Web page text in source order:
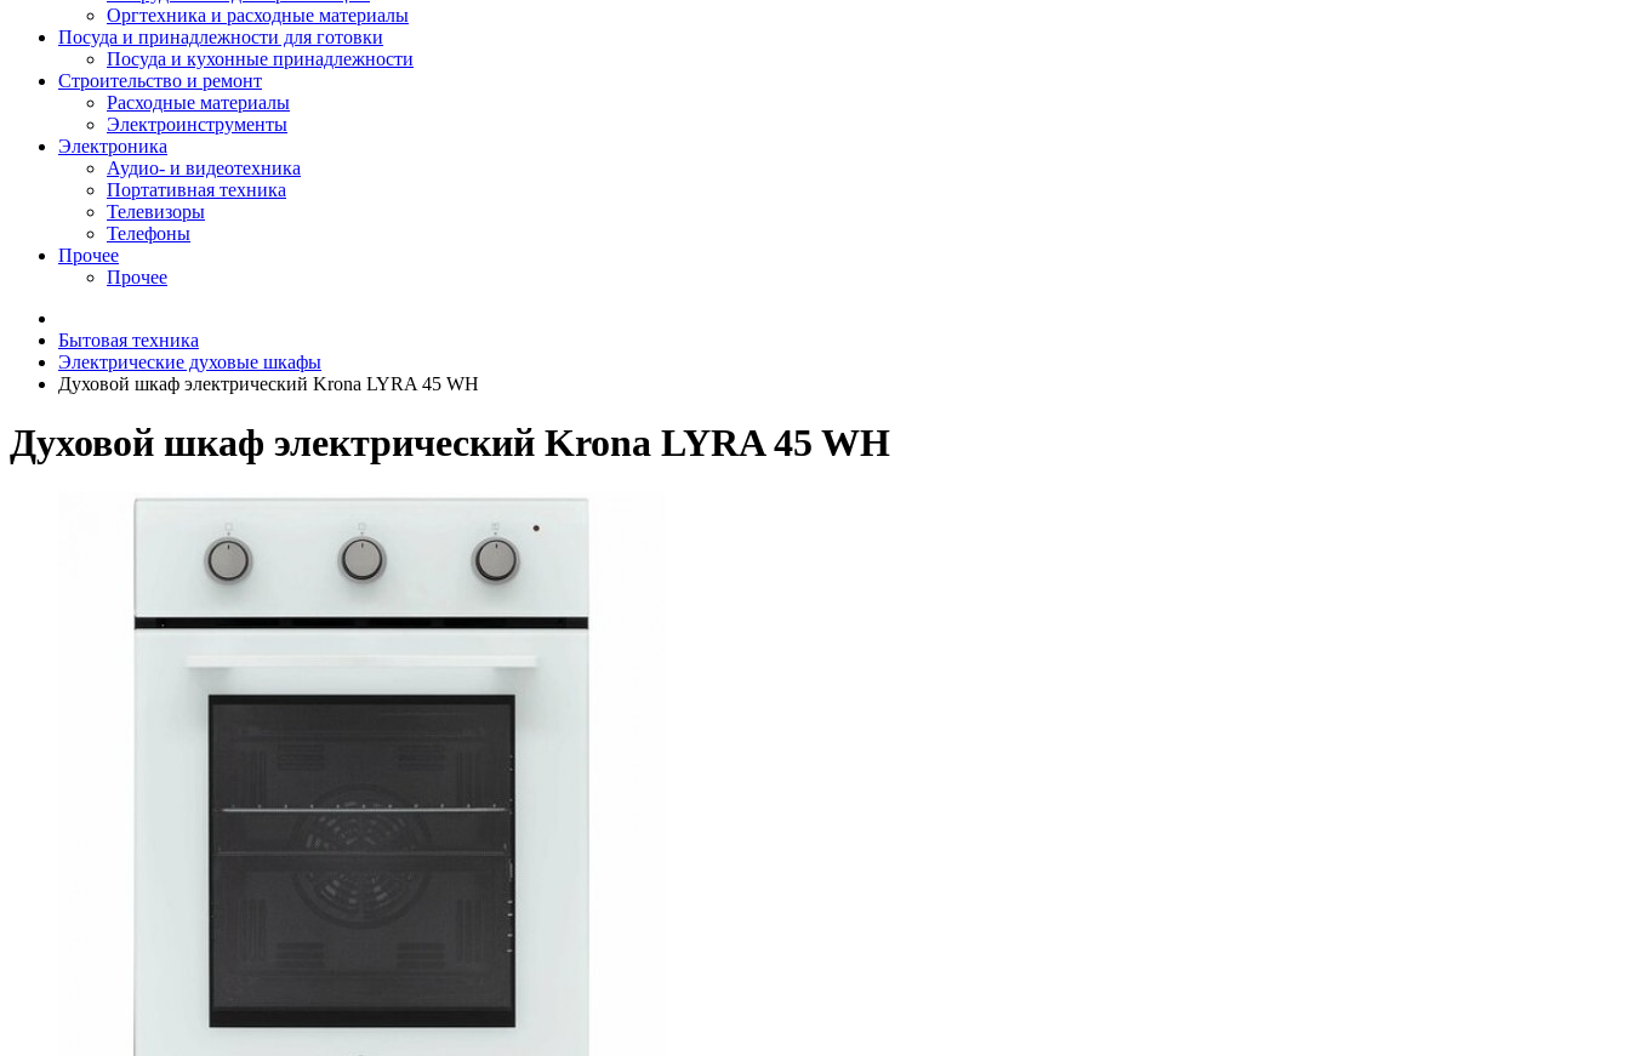
Оргтехника и расходные материалы
Посуда и принадлежности для готовки
Посуда и кухонные принадлежности
Строительство и ремонт
Расходные материалы
Электроинструменты
Электроника
Аудио- и видеотехника
Портативная техника
Телевизоры
Телефоны
Прочее
Прочее
Бытовая техника
Электрические духовые шкафы
Духовой шкаф электрический Krona LYRA 45 WH
Духовой шкаф электрический Krona LYRA 45 WH